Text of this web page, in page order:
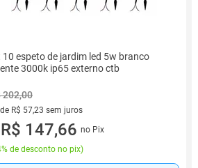
10 espeto de jardim led 5w branco
3000k ip65 externo ctb
202,00
R$ 57,23 sem juros
de R$ 57,23 sem juros
R$ 147,66 no Pix
de desconto no pix)